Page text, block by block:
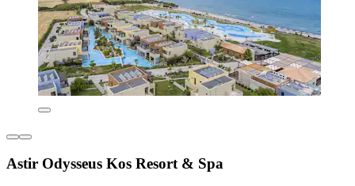
Astir Odysseus Kos Resort & Spa